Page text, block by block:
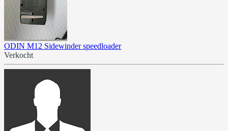
ODIN M12 Sidewinder speedloader
Verkocht